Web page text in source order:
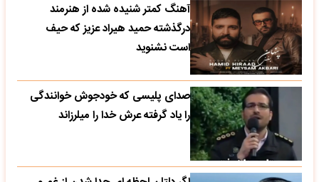
آهنگ کمتر شنیده شده از هنرمند
درگذشته حمید هیراد عزیز که حیف
است نشنوید
صدای پلیسی که خودجوش خوانندگی
را یاد گرفته عرش خدا را میلرزاند